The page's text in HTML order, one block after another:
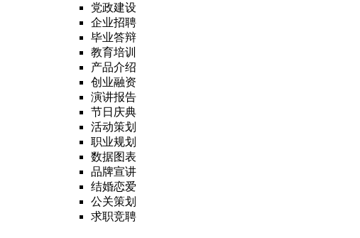
党政建设
企业招聘
毕业答辩
教育培训
产品介绍
创业融资
演讲报告
节日庆典
活动策划
职业规划
数据图表
品牌宣讲
结婚恋爱
公关策划
求职竞聘